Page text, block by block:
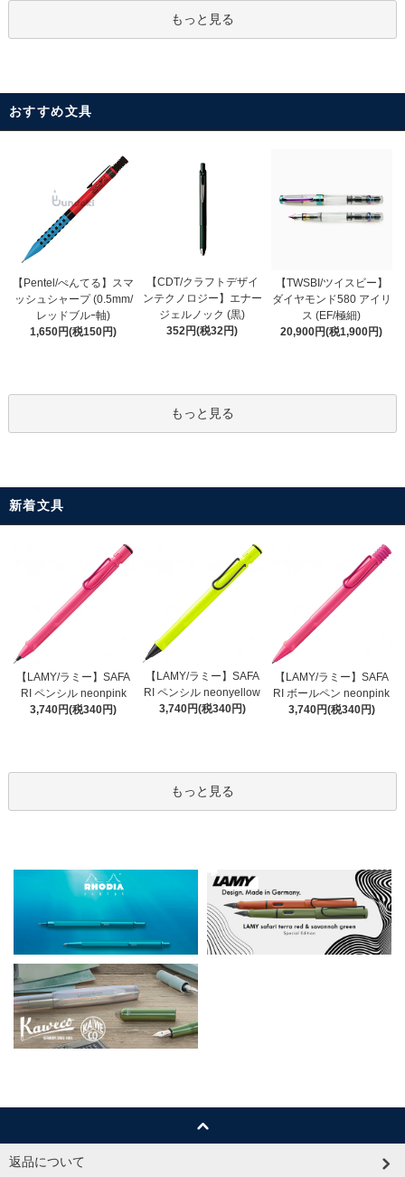
もっと見る
おすすめ文具
【Pentel/ぺんてる】スマ
ッシュシャープ (0.5mm/
レッドブルｰ軸)
1,650円(税150円)
【CDT/クラフトデザイ
ンテクノロジー】エナー
ジェルノック (黒)
352円(税32円)
【TWSBI/ツイスビー】
ダイヤモンド580 アイリ
ス (EF/極細)
20,900円(税1,900円)
もっと見る
新着文具
【LAMY/ラミー】SAFA
RI ペンシル neonpink
3,740円(税340円)
【LAMY/ラミー】SAFA
RI ペンシル neonyellow
3,740円(税340円)
【LAMY/ラミー】SAFA
RI ボールペン neonpink
3,740円(税340円)
もっと見る
返品について